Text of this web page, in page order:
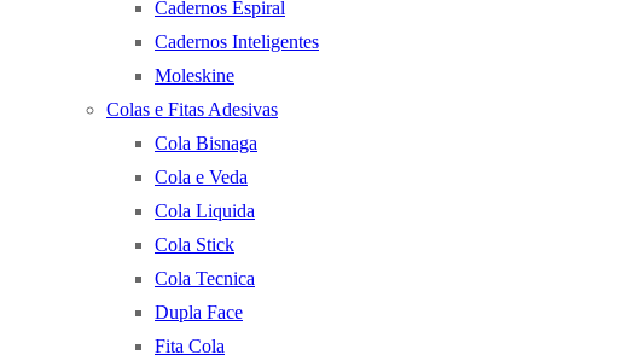
Cadernos Espiral
Cadernos Inteligentes
Moleskine
Colas e Fitas Adesivas
Cola Bisnaga
Cola e Veda
Cola Liquida
Cola Stick
Cola Tecnica
Dupla Face
Fita Cola